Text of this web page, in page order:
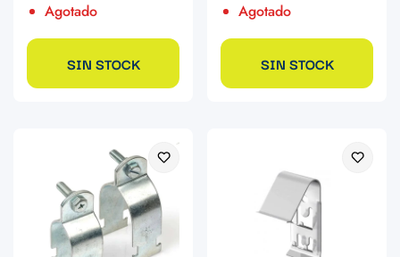
Agotado
SIN STOCK
Agotado
SIN STOCK